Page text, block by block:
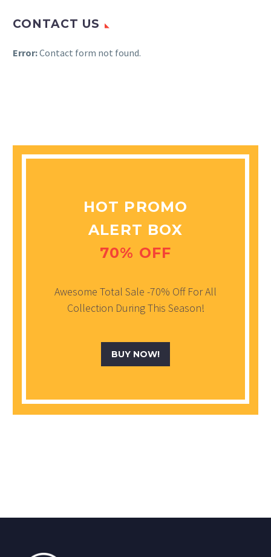
CONTACT US
Error:Contact form not found.
HOT PROMO
ALERT BOX
70% OFF
Awesome Total Sale -70% Off For All
Collection During This Season!
BUY NOW!